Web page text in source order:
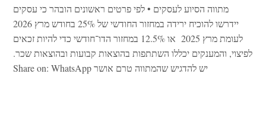
מתווה הסיוע לעסקים • לפי פרטים ראשונים הובהר כי עסקים
יידרשו להוכיח ירידה במחזור החודשי של 25% בחודש מרץ 2026
לעומת מרץ 2025 או 12.5% במחזור הדו־חודשי כדי להיות זכאים
לפיצוי, והמענקים יכללו השתתפות בהוצאות קבועות ובהוצאות שכר.
יש להדגיש שהמתווה טרם אושר Share on: WhatsApp